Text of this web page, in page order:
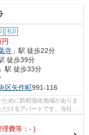
礼0
円
寺 」駅 徒歩22分
徒歩39分
」駅 徒歩33分
区矢作町991-116
めに防犯強化地域がありま
けるアパートです。当社イ
理費等：- )